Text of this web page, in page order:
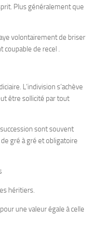
Plus généralement que
volontairement de briser
coupable de recel .
L’indivision s’achève
être sollicité par tout
sont souvent
gré à gré et obligatoire
héritiers.
une valeur égale à celle